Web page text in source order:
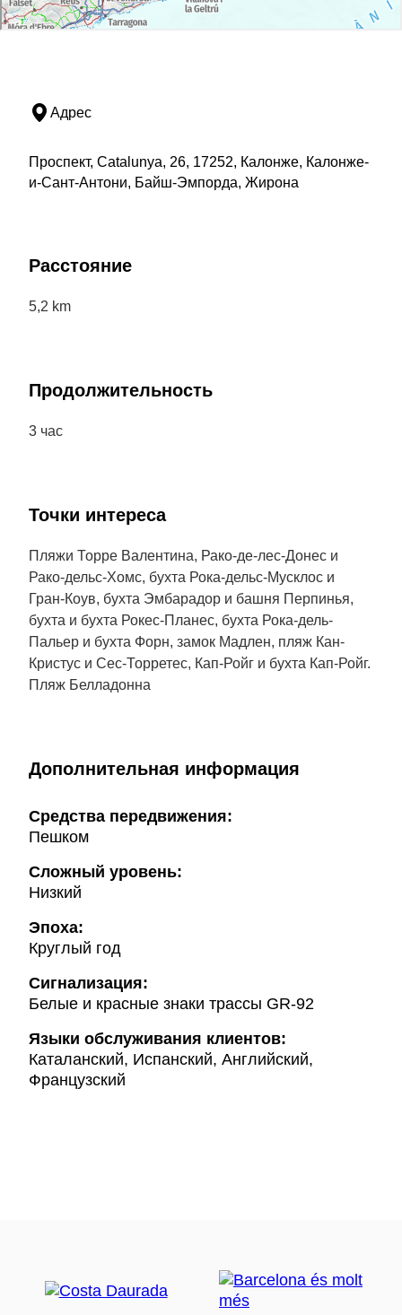
Адрес
Проспект, Catalunya, 26, 17252, Калонже, Калонже-
и-Сант-Антони, Байш-Эмпорда, Жирона
Расстояние
5,2 km
Продолжительность
3 час
Точки интереса
Пляжи Торре Валентина, Рако-де-лес-Донес и
Рако-дельс-Хомс, бухта Рока-дельс-Мусклос и
Гран-Коув, бухта Эмбарадор и башня Перпинья,
бухта и бухта Рокес-Планес, бухта Рока-дель-
Пальер и бухта Форн, замок Мадлен, пляж Кан-
Кристус и Сес-Торретес, Кап-Ройг и бухта Кап-Ройг.
Пляж Белладонна
Дополнительная информация
Cредства передвижения:
Пешком
Сложный уровень:
Низкий
Эпоха:
Круглый год
Сигнализация:
Белые и красные знаки трассы GR-92
Языки обслуживания клиентов:
Каталанский, Испанский, Английский,
Французский